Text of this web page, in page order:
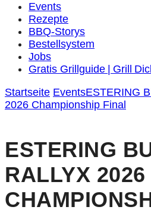
Events
Rezepte
BBQ-Storys
Bestellsystem
Jobs
Gratis Grillguide | Grill
Startseite EventsESTERING
2026 Championship Final
ESTERING
RALLYX 2026